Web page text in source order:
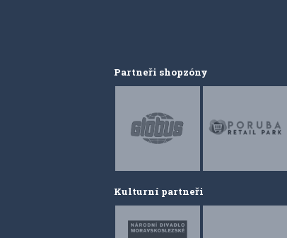
Partneři shopzóny
Kulturní partneři